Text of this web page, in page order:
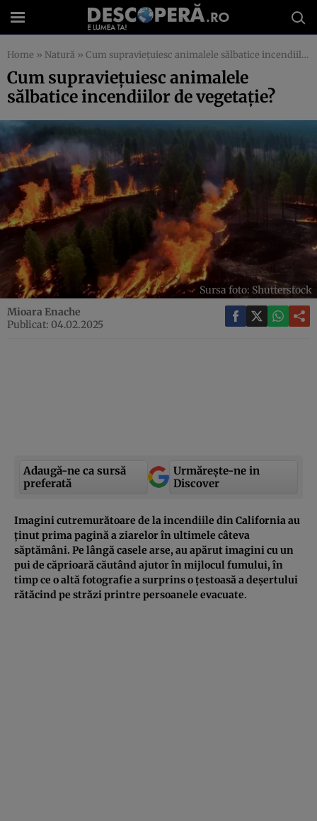
Home » Natură » Cum supraviețuiesc animalele sălbatice incendiilor de vegetație?
Cum supraviețuiesc animalele
sălbatice incendiilor de vegetație?
Sursa foto: Shutterstock
Mioara Enache
Publicat: 04.02.2025
Adaugă-ne ca sursă
preferată
Urmărește-ne in
Discover
Imagini cutremurătoare de la incendiile din California au
ținut prima pagină a ziarelor în ultimele câteva
săptămâni. Pe lângă casele arse, au apărut imagini cu un
pui de căprioară căutând ajutor în mijlocul fumului, în
timp ce o altă fotografie a surprins o țestoasă a deșertului
rătăcind pe străzi printre persoanele evacuate.